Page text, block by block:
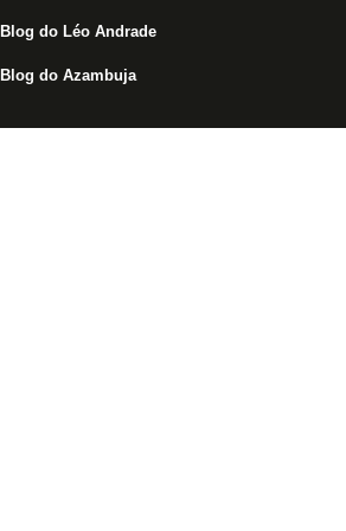
Blog do Léo Andrade
Blog do Azambuja